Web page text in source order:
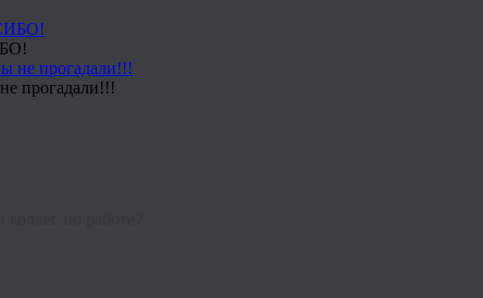
прогадали!!!